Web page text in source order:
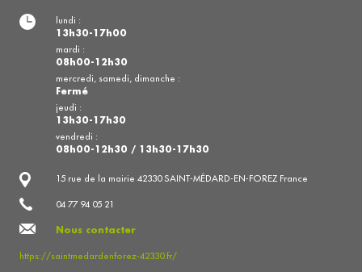
15 rue de la mairie 42330 SAINT-MÉDARD-EN-FOREZ France
04 77 94 05 21
Nous contacter
https://saintmedardenforez-42330.fr/
lundi :
13h30-17h00
mardi :
08h00-12h30
mercredi, samedi, dimanche :
Fermé
jeudi :
13h30-17h30
vendredi :
08h00-12h30 / 13h30-17h30